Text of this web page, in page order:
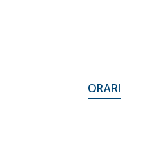
ORARI